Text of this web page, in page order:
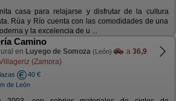
casa para relajarse y disfrutar de la cultura
Rúa y Río cuenta con las comodidades de una
y la excelencia de u ...
Camino
en Luyego de Somoza (León) a 36,9
(Zamora)
40 €
de León